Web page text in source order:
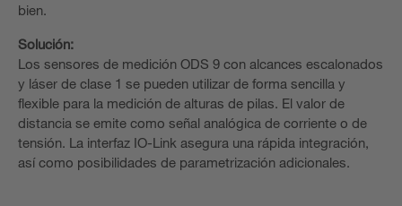
bien.
Solución:
Los sensores de medición ODS 9 con alcances escalonados
y láser de clase 1 se pueden utilizar de forma sencilla y
flexible para la medición de alturas de pilas. El valor de
distancia se emite como señal analógica de corriente o de
tensión. La interfaz IO-Link asegura una rápida integración,
así como posibilidades de parametrización adicionales.